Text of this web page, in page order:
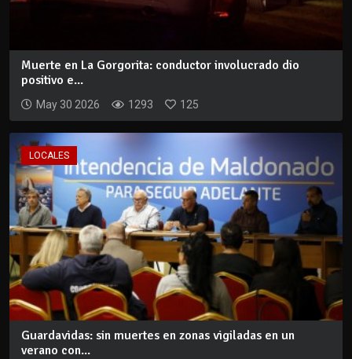
Muerte en La Gorgorita: conductor involucrado dio
positivo e...
May 30 2026 1293 125
LOCALES
Guardavidas: sin muertes en zonas vigiladas en un
verano con...